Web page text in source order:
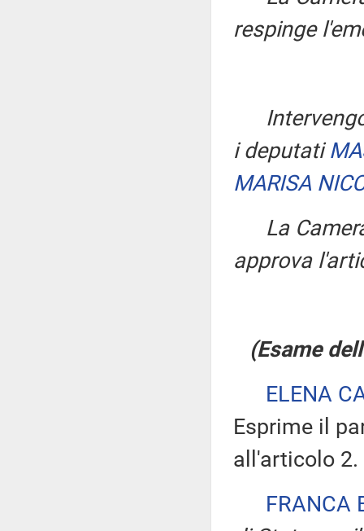
respinge
i deputati
MARISA
La
approva
(Esame
ELENA
Esprime il
all'articolo 2.
FRANCA